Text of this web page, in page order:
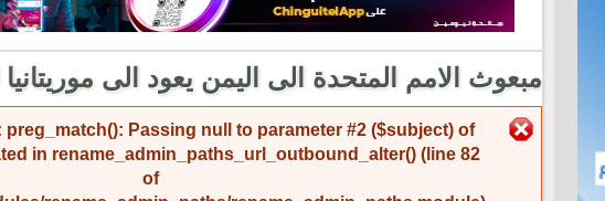
مبعوث الامم المتحدة الى اليمن يعود الى
رسالة الخطأ
preg_match(): Passing null to parameter #2 ($subject) of
in rename_admin_paths_url_outbound_alter() (line 82
of